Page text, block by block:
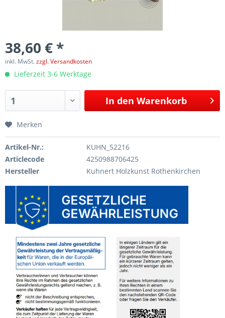
38,60 € *
inkl. MwSt.zzgl. Versandkosten
Lieferzeit 3-6 Werktage
In den Warenkorb
Merken
Artikel-Nr.:
KUHN_52216
Articlecode
4250988706425
Hersteller
Kuhnert Holzkunst Rothenkirchen